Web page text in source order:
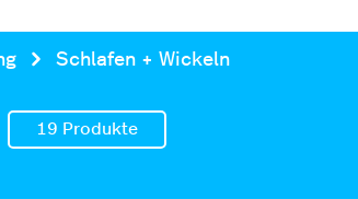
Schlafen + Wickeln
19 Produkte